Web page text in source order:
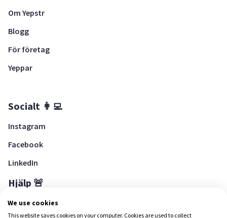
Om Yepstr
Blogg
För företag
Yeppar
Socialt 👩‍💻
Instagram
Facebook
LinkedIn
Hjälp 🚨
Hjälpcenter
We use cookies
This website saves cookies on your computer. Cookies are used to collect